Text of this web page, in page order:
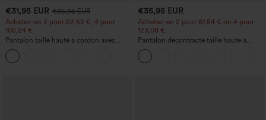
€31,95 EUR €35,95 EUR
Achetez-en 2 pour 52,62 €, 4 pour
105,24 €
Pantalon taille haute à cordon avec
poches, jambe large et coupe ample,
style décontracté, effet lin
€35,95 EUR
Achetez-en 2 pour 61,54 € ou 4 pour
123,08 €.
Pantalon décontracté taille haute à
jambe droite, effet lin, avec poches